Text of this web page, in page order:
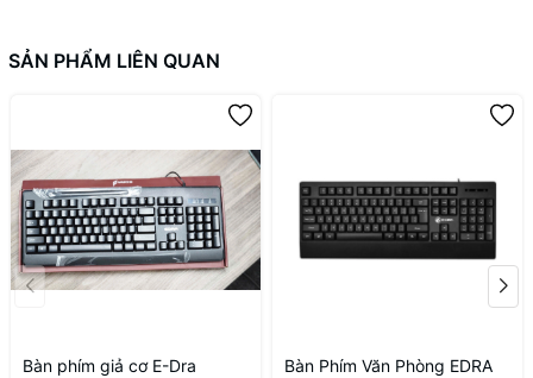
SẢN PHẨM LIÊN QUAN
Bàn phím giả cơ E-Dra
Bàn Phím Văn Phòng EDRA